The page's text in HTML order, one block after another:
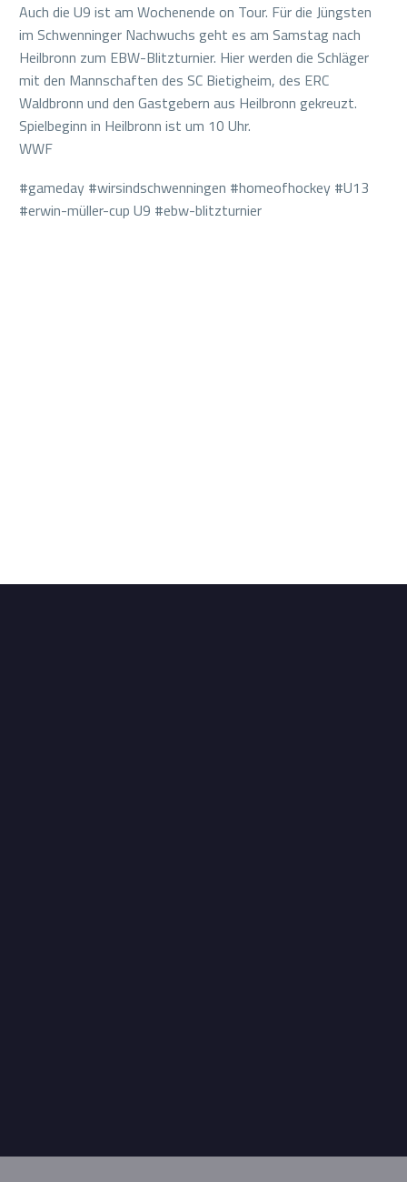
Auch die U9 ist am Wochenende on Tour. Für die Jüngsten
im Schwenninger Nachwuchs geht es am Samstag nach
Heilbronn zum EBW-Blitzturnier. Hier werden die Schläger
mit den Mannschaften des SC Bietigheim, des ERC
Waldbronn und den Gastgebern aus Heilbronn gekreuzt.
Spielbeginn in Heilbronn ist um 10 Uhr.
WWF
#gameday #wirsindschwenningen #homeofhockey #U13
#erwin-müller-cup U9 #ebw-blitzturnier